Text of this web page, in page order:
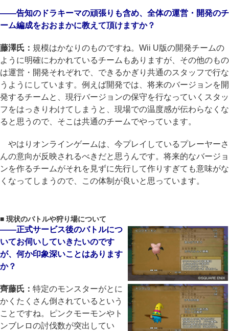
――告知のドラキーマの頑張りも含め、全体の運営・開発のチ
ーム編成をおおまかに教えて頂けますか？
藤澤氏： 規模はかなりのものですね。Wii U版の開発チームの
ように明確にわかれているチームもありますが、その他のもの
は運営・開発それぞれで、できるかぎり共通のスタッフで行な
うようにしています。例えば開発では、将来のバージョンを開
発するチームと、現行バージョンの保守を行なっていくスタッ
フをはっきりわけてしまうと、現場での温度感が伝わらなくな
ると思うので、そこは共通のチームでやっています。
やはりオンラインゲームは、今プレイしているプレーヤーさ
んの意向が反映されるべきだと思うんです。将来的なバージョ
ンを作るチームがそれを見ずに先行して作りすぎても意味がな
くなってしまうので、この体制が良いと思っています。
■ 現状のバトルや狩り場について
――正式サービス後のバトルにつ
いてお伺いしていきたいのです
が、何か印象深いことはあります
か？
齊藤氏： 特定のモンスターがとに
かくたくさん倒されているという
ことですね。ピンクモーモンやト
ンブレロの討伐数が突出してい